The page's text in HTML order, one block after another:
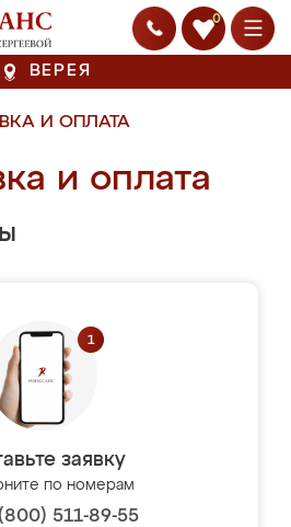
0
ВЕРЕЯ
И ОПЛАТА
и оплата
заявку
по номерам
511-89-55